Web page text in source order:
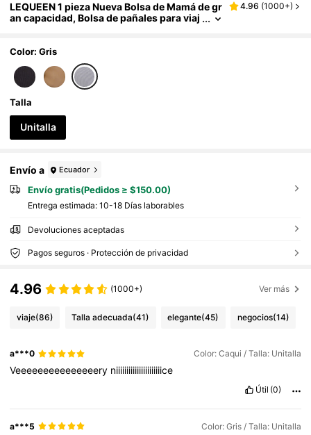
LEQUEEN 1 pieza Nueva Bolsa de Mamá de gr
an capacidad, Bolsa de pañales para viaj
anización
4.96 (1000+)
Color: Gris
Talla
Unitalla
Envío a Ecuador
Envío gratis(Pedidos ≥ $150.00)
Entrega estimada: 10-18 Días laborables
Devoluciones aceptadas
Pagos seguros · Protección de privacidad
4.96 (1000+) Ver más
viaje(86) Talla adecuada(41) elegante(45) negocios(14)
a***0 Color: Caqui / Talla: Unitalla
Veeeeeeeeeeeeeeery niiiiiiiiiiiiiiiiiiiiiice
Útil (0)
a***5 Color: Gris / Talla: Unitalla